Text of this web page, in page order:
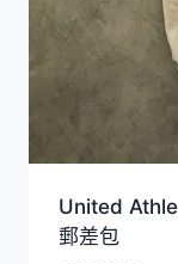
United
郵差包